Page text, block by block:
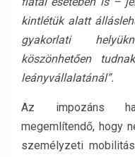
kintlétük alatt
gyakorlati
köszönhetően
leányvállalatánál”.
Az impozáns
megemlítendő, hogy
személyzeti